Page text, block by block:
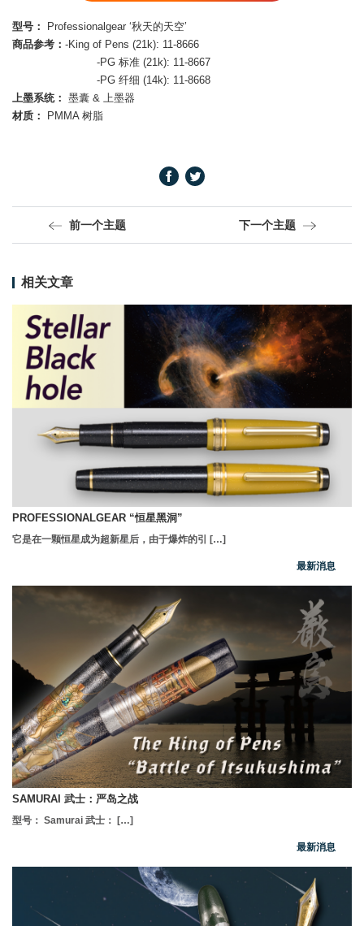
型号：
Professionalgear ‘秋天的天空’
商品参考： -King of Pens (21k): 11-8666
-PG 标准 (21k): 11-8667
-PG 纤细 (14k): 11-8668
上墨系统： 墨囊 & 上墨器
材质：
PMMA 树脂
前一个主题 下一个主题
相关文章
PROFESSIONALGEAR “恒星黑洞”
它是在一颗恒星成为超新星后，由于爆炸的引 […]
最新消息
SAMURAI 武士：严岛之战
型号： Samurai 武士： […]
最新消息